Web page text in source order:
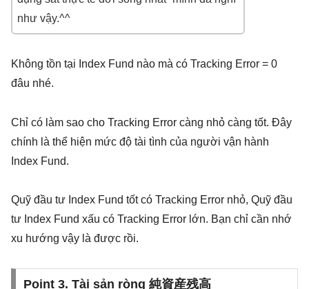
như vậy.^^
Không tồn tại Index Fund nào mà có Tracking Error = 0
đâu nhé.
Chỉ có làm sao cho Tracking Error càng nhỏ càng tốt. Đây
chính là thể hiện mức độ tài tình của người vận hành
Index Fund.
Quỹ đầu tư Index Fund tốt có Tracking Error nhỏ, Quỹ đầu
tư Index Fund xấu có Tracking Error lớn. Bạn chỉ cần nhớ
xu hướng vậy là được rồi.
Point 3. Tài sản ròng 純資産残高